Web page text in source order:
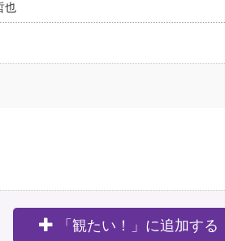
也
「観たい！」に追加する